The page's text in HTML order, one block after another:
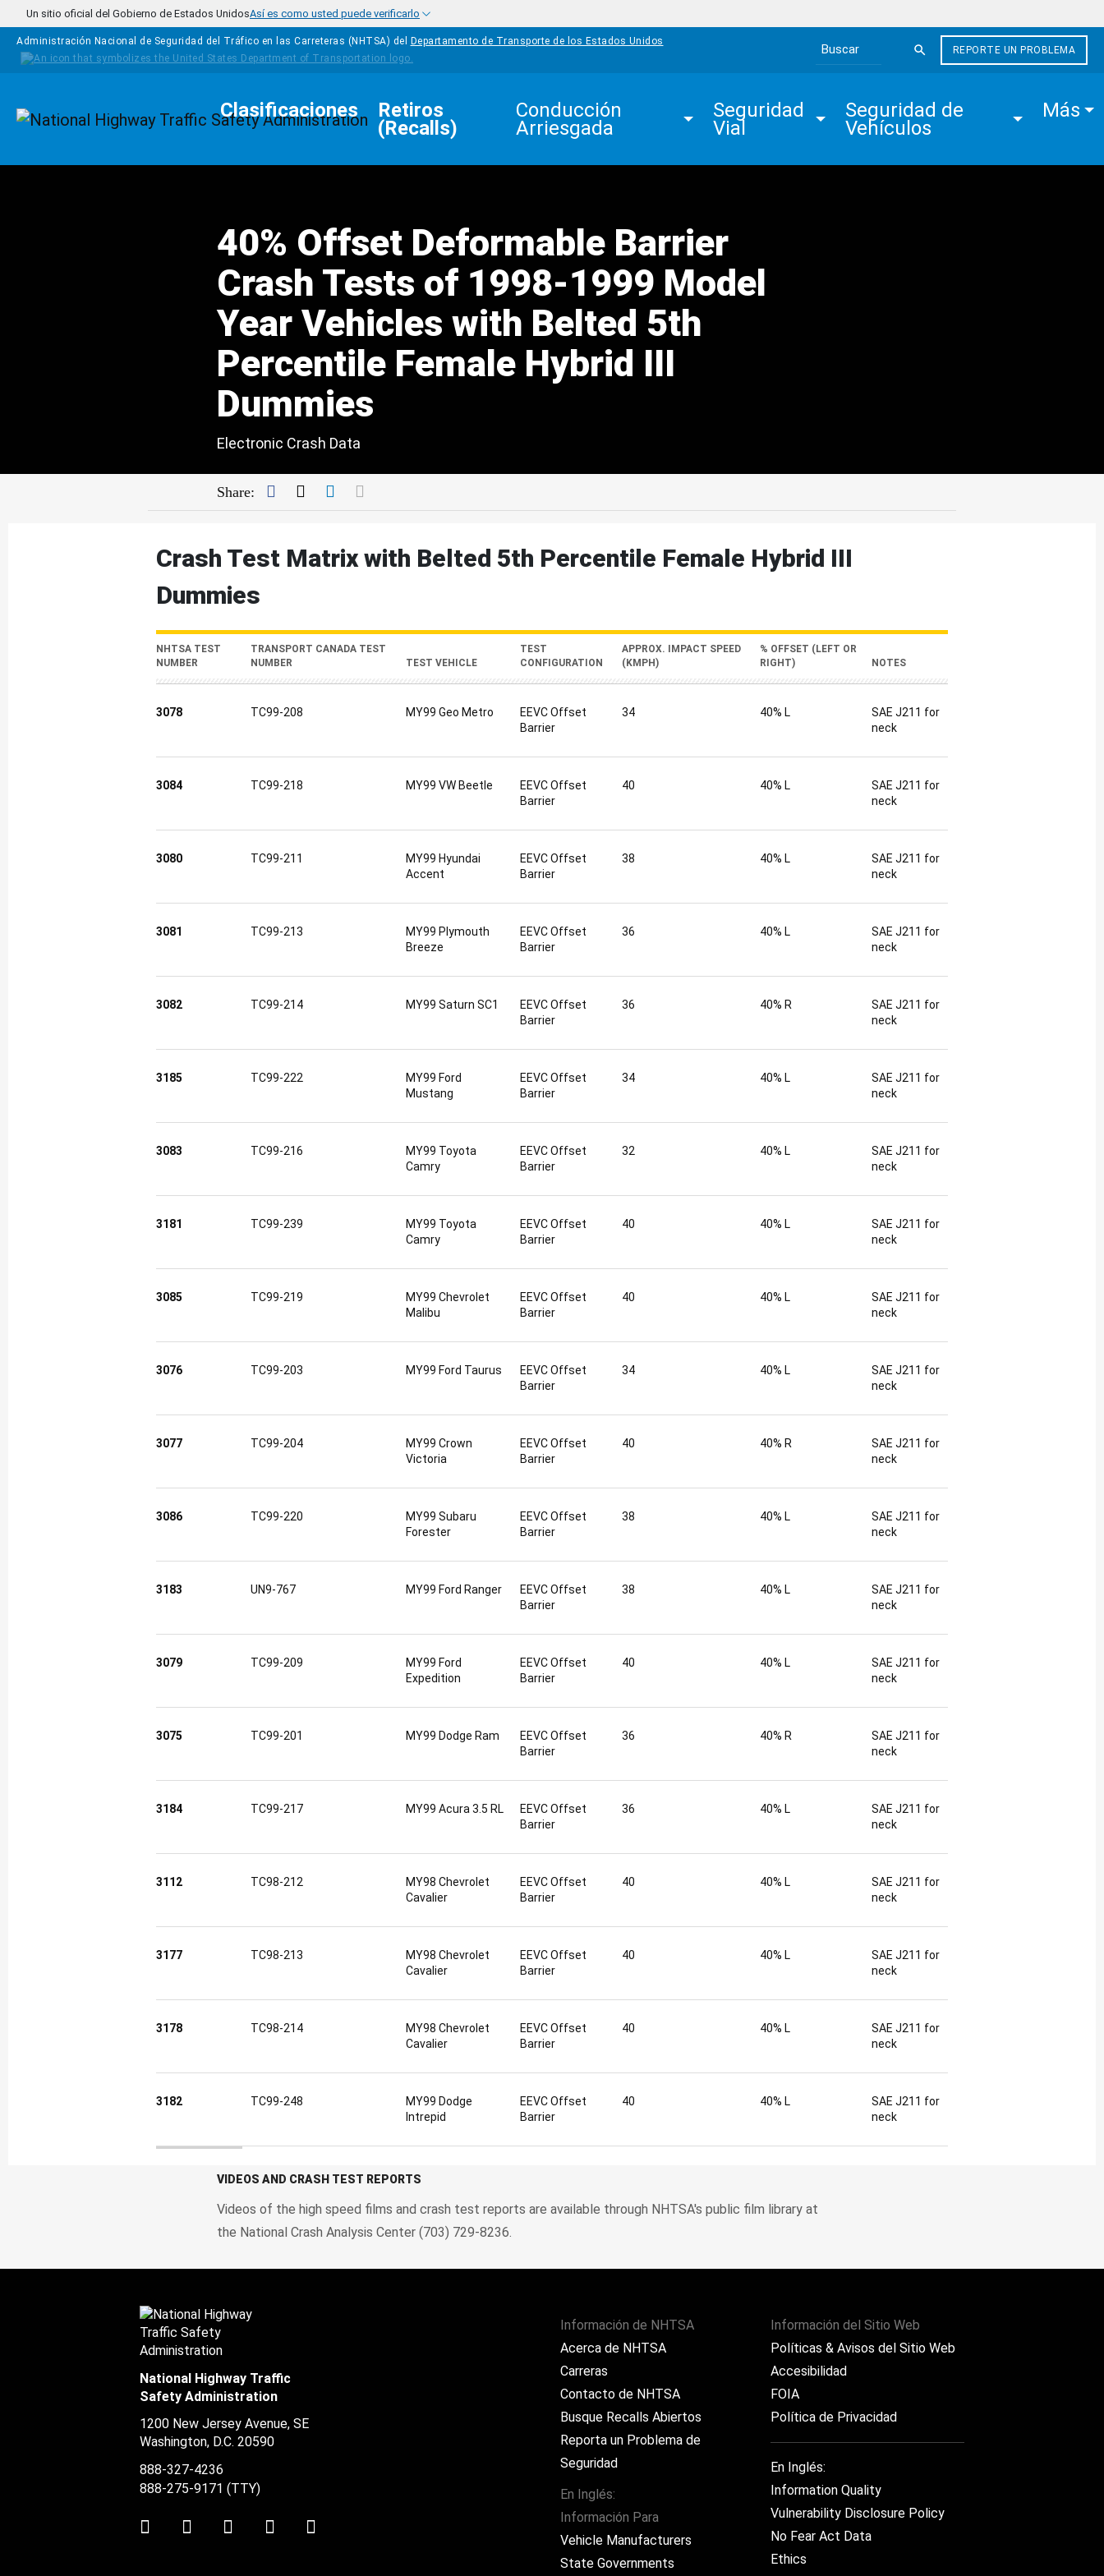
Pasar al contenido principal
Un sitio oficial del Gobierno de Estados UnidosAsí es como usted puede verificarlo
Administración Nacional de Seguridad del Tráfico en las Carreteras (NHTSA) del
Departamento de Transporte de los Estados Unidos
Search the site
REPORTE UN PROBLEMA
Homepage
Clasificaciones Retiros
(Recalls)
Conducción
Arriesgada
Seguridad
Vial
Seguridad de
Vehículos
Más
40% Offset Deformable Barrier
Crash Tests of 1998-1999 Model
Year Vehicles with Belted 5th
Percentile Female Hybrid III
Dummies
Electronic Crash Data
Share: Facebook
TwitterLinkedIn
Crash Test Matrix with Belted 5th Percentile Female Hybrid III
Dummies
NHTSA TEST
NUMBER
TRANSPORT CANADA TEST
NUMBER
TEST VEHICLE
TEST
CONFIGURATION
APPROX. IMPACT SPEED
(KMPH)
% OFFSET (LEFT OR
RIGHT)
NOTES
3078 TC99-208 MY99 Geo Metro
EEVC Offset
Barrier
34 40% L
SAE J211 for
neck
3084 TC99-218 MY99 VW Beetle
EEVC Offset
Barrier
40 40% L
SAE J211 for
neck
3080 TC99-211
MY99 Hyundai
Accent
EEVC Offset
Barrier
38 40% L
SAE J211 for
neck
3081 TC99-213
MY99 Plymouth
Breeze
EEVC Offset
Barrier
36 40% L
SAE J211 for
neck
3082 TC99-214 MY99 Saturn SC1
EEVC Offset
Barrier
36 40% R
SAE J211 for
neck
3185 TC99-222
MY99 Ford
Mustang
EEVC Offset
Barrier
34 40% L
SAE J211 for
neck
3083 TC99-216
MY99 Toyota
Camry
EEVC Offset
Barrier
32 40% L
SAE J211 for
neck
3181 TC99-239
MY99 Toyota
Camry
EEVC Offset
Barrier
40 40% L
SAE J211 for
neck
3085 TC99-219
MY99 Chevrolet
Malibu
EEVC Offset
Barrier
40 40% L
SAE J211 for
neck
3076 TC99-203 MY99 Ford Taurus
EEVC Offset
Barrier
34 40% L
SAE J211 for
neck
3077 TC99-204
MY99 Crown
Victoria
EEVC Offset
Barrier
40 40% R
SAE J211 for
neck
3086 TC99-220
MY99 Subaru
Forester
EEVC Offset
Barrier
38 40% L
SAE J211 for
neck
3183 UN9-767 MY99 Ford Ranger
EEVC Offset
Barrier
38 40% L
SAE J211 for
neck
3079 TC99-209
MY99 Ford
Expedition
EEVC Offset
Barrier
40 40% L
SAE J211 for
neck
3075 TC99-201 MY99 Dodge Ram
EEVC Offset
Barrier
36 40% R
SAE J211 for
neck
3184 TC99-217 MY99 Acura 3.5 RL
EEVC Offset
Barrier
36 40% L
SAE J211 for
neck
3112 TC98-212
MY98 Chevrolet
Cavalier
EEVC Offset
Barrier
40 40% L
SAE J211 for
neck
3177 TC98-213
MY98 Chevrolet
Cavalier
EEVC Offset
Barrier
40 40% L
SAE J211 for
neck
3178 TC98-214
MY98 Chevrolet
Cavalier
EEVC Offset
Barrier
40 40% L
SAE J211 for
neck
3182 TC99-248
MY99 Dodge
Intrepid
EEVC Offset
Barrier
40 40% L
SAE J211 for
neck
Crash test data
VIDEOS AND CRASH TEST REPORTS
Videos of the high speed films and crash test reports are available through NHTSA's public film library at
the National Crash Analysis Center (703) 729-8236.
Información de NHTSA
Acerca de NHTSA
Carreras
Contacto de NHTSA
Busque Recalls Abiertos
Reporta un Problema de
Seguridad
En Inglés:
Información Para
Vehicle Manufacturers
State Governments
Información del Sitio Web
Políticas & Avisos del Sitio Web
Accesibilidad
FOIA
Política de Privacidad
En Inglés:
Information Quality
Vulnerability Disclosure Policy
No Fear Act Data
Ethics
National Highway Traffic
Safety Administration
1200 New Jersey Avenue, SE
Washington, D.C. 20590
888-327-4236
888-275-9171 (TTY)
TwitterLinkedInFacebookYoutube